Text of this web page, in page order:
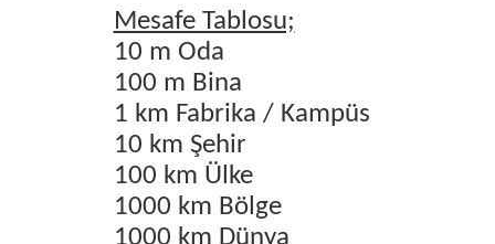
Mesafe Tablosu;
10 m Oda
100 m Bina
1 km Fabrika / Kampüs
10 km Şehir
100 km Ülke
1000 km Bölge
1000 km Dünya